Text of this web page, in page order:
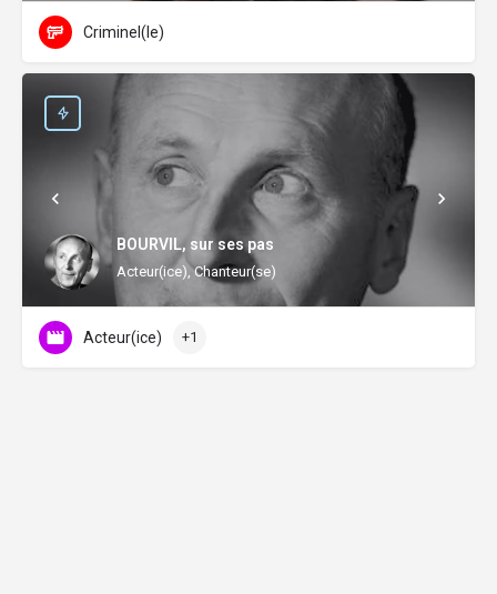
Criminel(le)
BOURVIL, sur ses pas
Acteur(ice), Chanteur(se)
Acteur(ice) +1